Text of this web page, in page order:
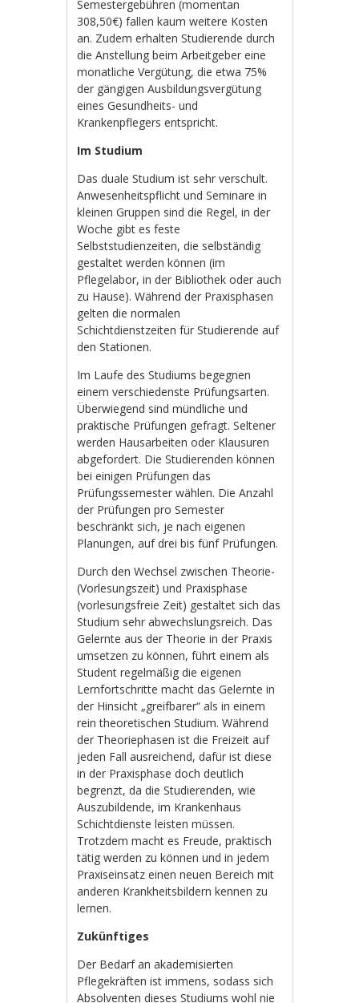
Semestergebühren (momentan
308,50€) fallen kaum weitere Kosten
an. Zudem erhalten Studierende durch
die Anstellung beim Arbeitgeber eine
monatliche Vergütung, die etwa 75%
der gängigen Ausbildungsvergütung
eines Gesundheits- und
Krankenpflegers entspricht.
Im Studium
Das duale Studium ist sehr verschult.
Anwesenheitspflicht und Seminare in
kleinen Gruppen sind die Regel, in der
Woche gibt es feste
Selbststudienzeiten, die selbständig
gestaltet werden können (im
Pflegelabor, in der Bibliothek oder auch
zu Hause). Während der Praxisphasen
gelten die normalen
Schichtdienstzeiten für Studierende auf
den Stationen.
Im Laufe des Studiums begegnen
einem verschiedenste Prüfungsarten.
Überwiegend sind mündliche und
praktische Prüfungen gefragt. Seltener
werden Hausarbeiten oder Klausuren
abgefordert. Die Studierenden können
bei einigen Prüfungen das
Prüfungssemester wählen. Die Anzahl
der Prüfungen pro Semester
beschränkt sich, je nach eigenen
Planungen, auf drei bis fünf Prüfungen.
Durch den Wechsel zwischen Theorie-
(Vorlesungszeit) und Praxisphase
(vorlesungsfreie Zeit) gestaltet sich das
Studium sehr abwechslungsreich. Das
Gelernte aus der Theorie in der Praxis
umsetzen zu können, führt einem als
Student regelmäßig die eigenen
Lernfortschritte macht das Gelernte in
der Hinsicht „greifbarer“ als in einem
rein theoretischen Studium. Während
der Theoriephasen ist die Freizeit auf
jeden Fall ausreichend, dafür ist diese
in der Praxisphase doch deutlich
begrenzt, da die Studierenden, wie
Auszubildende, im Krankenhaus
Schichtdienste leisten müssen.
Trotzdem macht es Freude, praktisch
tätig werden zu können und in jedem
Praxiseinsatz einen neuen Bereich mit
anderen Krankheitsbildern kennen zu
lernen.
Zukünftiges
Der Bedarf an akademisierten
Pflegekräften ist immens, sodass sich
Absolventen dieses Studiums wohl nie